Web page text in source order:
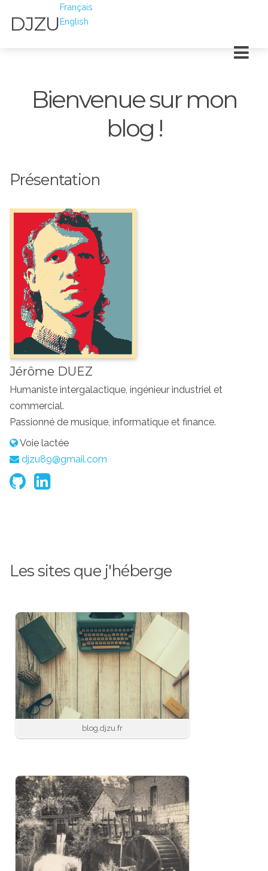
DJZU
Français
English
Bienvenue sur mon
blog !
Présentation
Jérôme DUEZ
Humaniste intergalactique, ingénieur industriel et
commercial.
Passionné de musique, informatique et finance.
Voie lactée
djzu89@gmail.com
Les sites que j'héberge
blog.djzu.fr